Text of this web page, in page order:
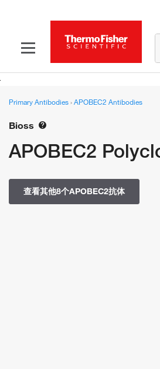
Primary Antibodies›APOBEC2 Antibodies
Bioss
APOBEC2
查看其他8个APOBEC2抗体